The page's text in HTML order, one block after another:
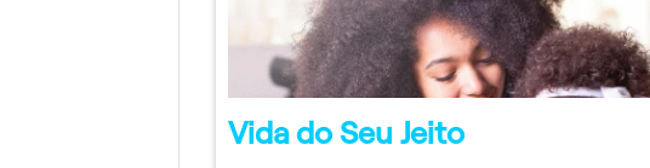
Vida do Seu Jeito